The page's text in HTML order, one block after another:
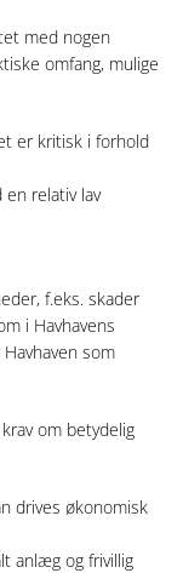
med nogen
omfang, mulige
er kritisk i forhold
relativ lav
f.eks. skader
i Havhavens
som
om betydelig
drives økonomisk
anlæg og frivillig